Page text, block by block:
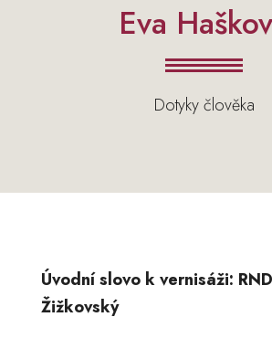
Eva
Dotyky člověka
Úvodní slovo k vernisáži:
Žižkovský